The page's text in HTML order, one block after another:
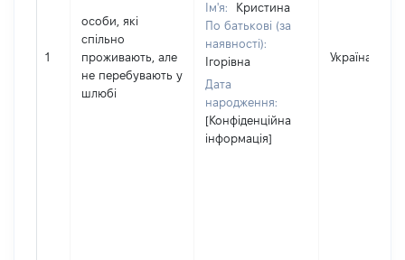
1
особи, які
спільно
проживають, але
не перебувають у
шлюбі
Ім'я:
Кристина
По батькові (за
наявності):
Ігорівна
Дата
народження:
[Конфіденційна
інформація]
Україна